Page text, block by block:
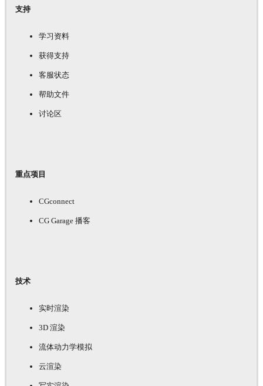
支持
学习资料
获得支持
客服状态
帮助文件
讨论区
重点项目
CGconnect
CG Garage 播客
技术
实时渲染
3D 渲染
流体动力学模拟
云渲染